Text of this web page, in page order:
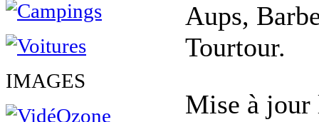
IMAGES
Aups,
Tourtour.
Mise à jour